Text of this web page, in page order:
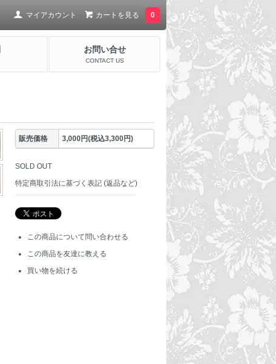
マイアカウント カートを見る 0
お問い合せ
CONTACT US
販売価格 3,000円(税込3,300円)
SOLD OUT
特定商取引法に基づく表記 (返品など)
この商品について問い合わせる
この商品を友達に教える
買い物を続ける